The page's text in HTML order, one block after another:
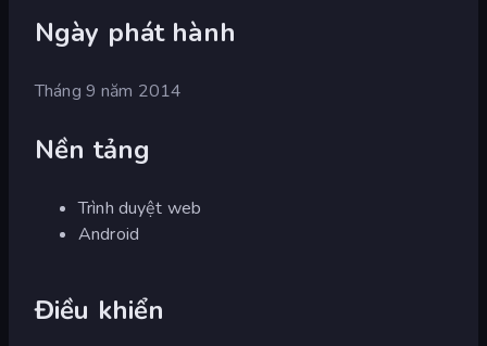
Ngày phát hành
Tháng 9 năm 2014
Nền tảng
Trình duyệt web
Android
Điều khiển